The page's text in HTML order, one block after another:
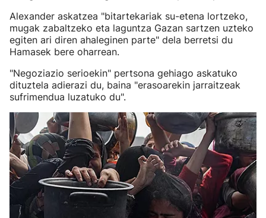
Alexander askatzea "bitartekariak su-etena lortzeko,
mugak zabaltzeko eta laguntza Gazan sartzen uzteko
egiten ari diren ahaleginen parte" dela berretsi du
Hamasek bere oharrean.
"Negoziazio serioekin" pertsona gehiago askatuko
dituztela adierazi du, baina "erasoarekin jarraitzeak
sufrimendua luzatuko du".